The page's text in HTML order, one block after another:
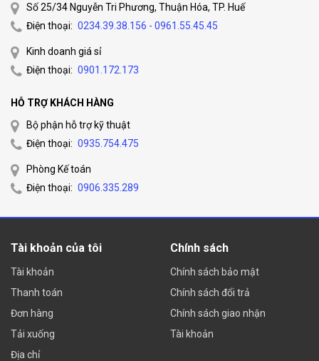
Số 25/34 Nguyễn Tri Phương, Thuận Hóa, TP. Huế
Điện thoại: 0234.39.38.156 - 0961.55.45.45
Kinh doanh giá sỉ
Điện thoại: 0901.172.173
HỖ TRỢ KHÁCH HÀNG
Bộ phận hỗ trợ kỹ thuật
Điện thoại: 0935.754.475
Phòng Kế toán
Điện thoại: 0906.335.289
Tài khoản của tôi
Tài khoản
Thanh toán
Đơn hàng
Tải xuống
Địa chỉ
Chính sách
Chính sách bảo mật
Chính sách đổi trả
Chính sách giao nhận
Tài khoản